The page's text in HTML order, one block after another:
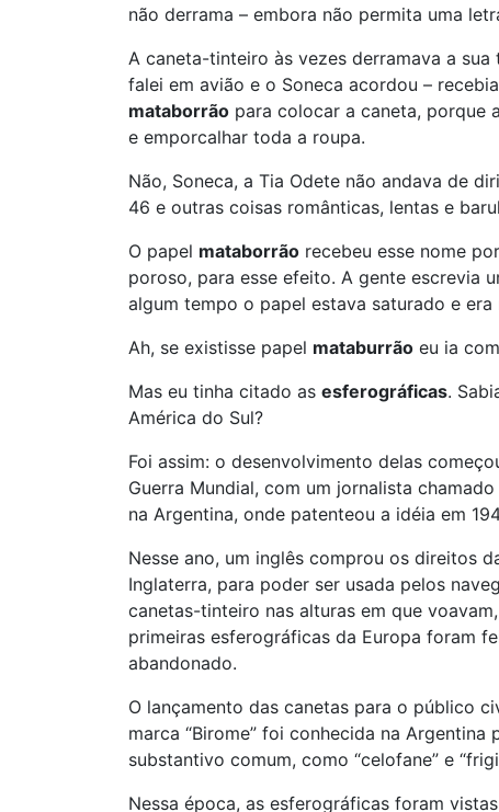
não derrama – embora não permita uma
A caneta-tinteiro às vezes derramava a
falei em avião e o Soneca acordou –
mataborrão para colocar a caneta, porque
e emporcalhar toda a roupa.
Não, Soneca, a Tia Odete não andava de
46 e outras coisas românticas, lentas e
O papel mataborrão recebeu esse nome
poroso, para esse efeito. A gente escrevia
algum tempo o papel estava saturado e
Ah, se existisse papel mataburrão eu ia
Mas eu tinha citado as esferográficas.
América do Sul?
Foi assim: o desenvolvimento delas
Guerra Mundial, com um jornalista
na Argentina, onde patenteou a idéia em
Nesse ano, um inglês comprou os direitos
Inglaterra, para poder ser usada pelos
canetas-tinteiro nas alturas em que
primeiras esferográficas da Europa foram
abandonado.
O lançamento das canetas para o público
marca “Birome” foi conhecida na
substantivo comum, como “celofane” e
Nessa época, as esferográficas foram